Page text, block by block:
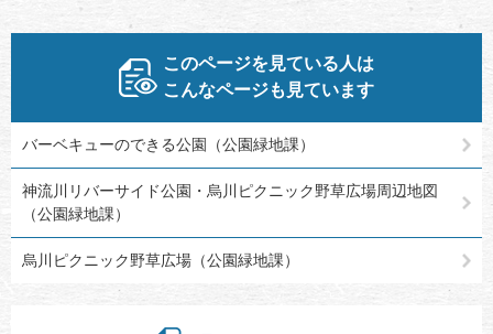
このページを見ている人は
こんなページも見ています
バーベキューのできる公園（公園緑地課）
神流川リバーサイド公園・烏川ピクニック野草広場周辺地図
（公園緑地課）
烏川ピクニック野草広場（公園緑地課）